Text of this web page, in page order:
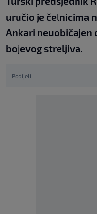
uručio je čelnicima
Ankari neuobičajen
bojevog streljiva.
Podijeli